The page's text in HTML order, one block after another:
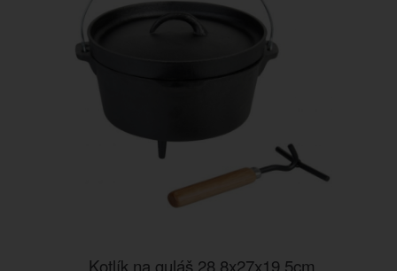
Kotlík na guláš 28,8x27x19,5cm